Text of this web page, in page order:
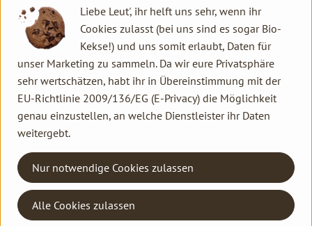
Naturbürsten Esper– Naturbürsten, Straußenwedel,
Schneidwaren – (kein Link angegeben)
Naturgarten e.V.– Förderung der Biodiversität mit
heimischen Wildpflanzen, Beratung und Saatgut –
https://naturgarten.org/regionalgruppe-westliches-
rheinland/
NaWoDo eG Dormagen– Alternative Wohnform mit
generationenübergreifendem Gemeinschaftskonzept –
Psychologists for future – Psychologische
Unterstützung für Klimabewegung –
https://www.psy4f.org/
– Solidarität für Madagaskar, Spenden und
Liebe Leut', ihr helft uns sehr, wenn ihr
Cookies zulasst (bei uns sind es sogar Bio-
Kekse!) und uns somit erlaubt, Daten für
unser Marketing zu sammeln. Da wir eure Privatsphäre
sehr wertschätzen, habt ihr in Übereinstimmung mit der
EU-Richtlinie 2009/136/EG (E-Privacy) die Möglichkeit
genau einzustellen, an welche Dienstleister ihr Daten
weitergebt.
Nur notwendige Cookies zulassen
Alle Cookies zulassen